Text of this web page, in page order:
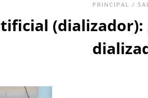
PRINCIPAL /
(dializador):